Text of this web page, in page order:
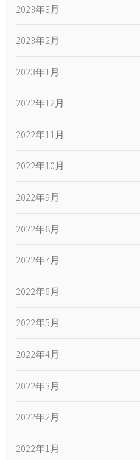
2023年3月
2023年2月
2023年1月
2022年12月
2022年11月
2022年10月
2022年9月
2022年8月
2022年7月
2022年6月
2022年5月
2022年4月
2022年3月
2022年2月
2022年1月